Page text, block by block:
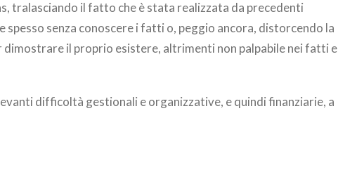
tralasciando il fatto che è stata realizzata da precedenti
spesso senza conoscere i fatti o, peggio ancora, distorcendo la
dimostrare il proprio esistere, altrimenti non palpabile nei fatti e
difficoltà gestionali e organizzative, e quindi finanziarie, a